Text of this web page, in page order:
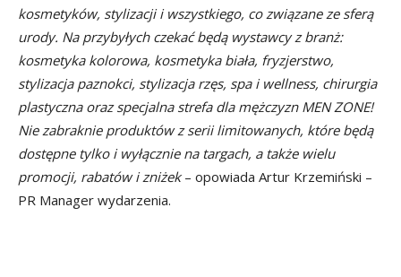
kosmetyków, stylizacji i wszystkiego, co związane ze sferą
urody. Na przybyłych czekać będą wystawcy z branż:
kosmetyka kolorowa, kosmetyka biała, fryzjerstwo,
stylizacja paznokci, stylizacja rzęs, spa i wellness, chirurgia
plastyczna oraz specjalna strefa dla mężczyzn MEN ZONE!
Nie zabraknie produktów z serii limitowanych, które będą
dostępne tylko i wyłącznie na targach, a także wielu
promocji, rabatów i zniżek– opowiada Artur Krzemiński –
PR Manager wydarzenia.